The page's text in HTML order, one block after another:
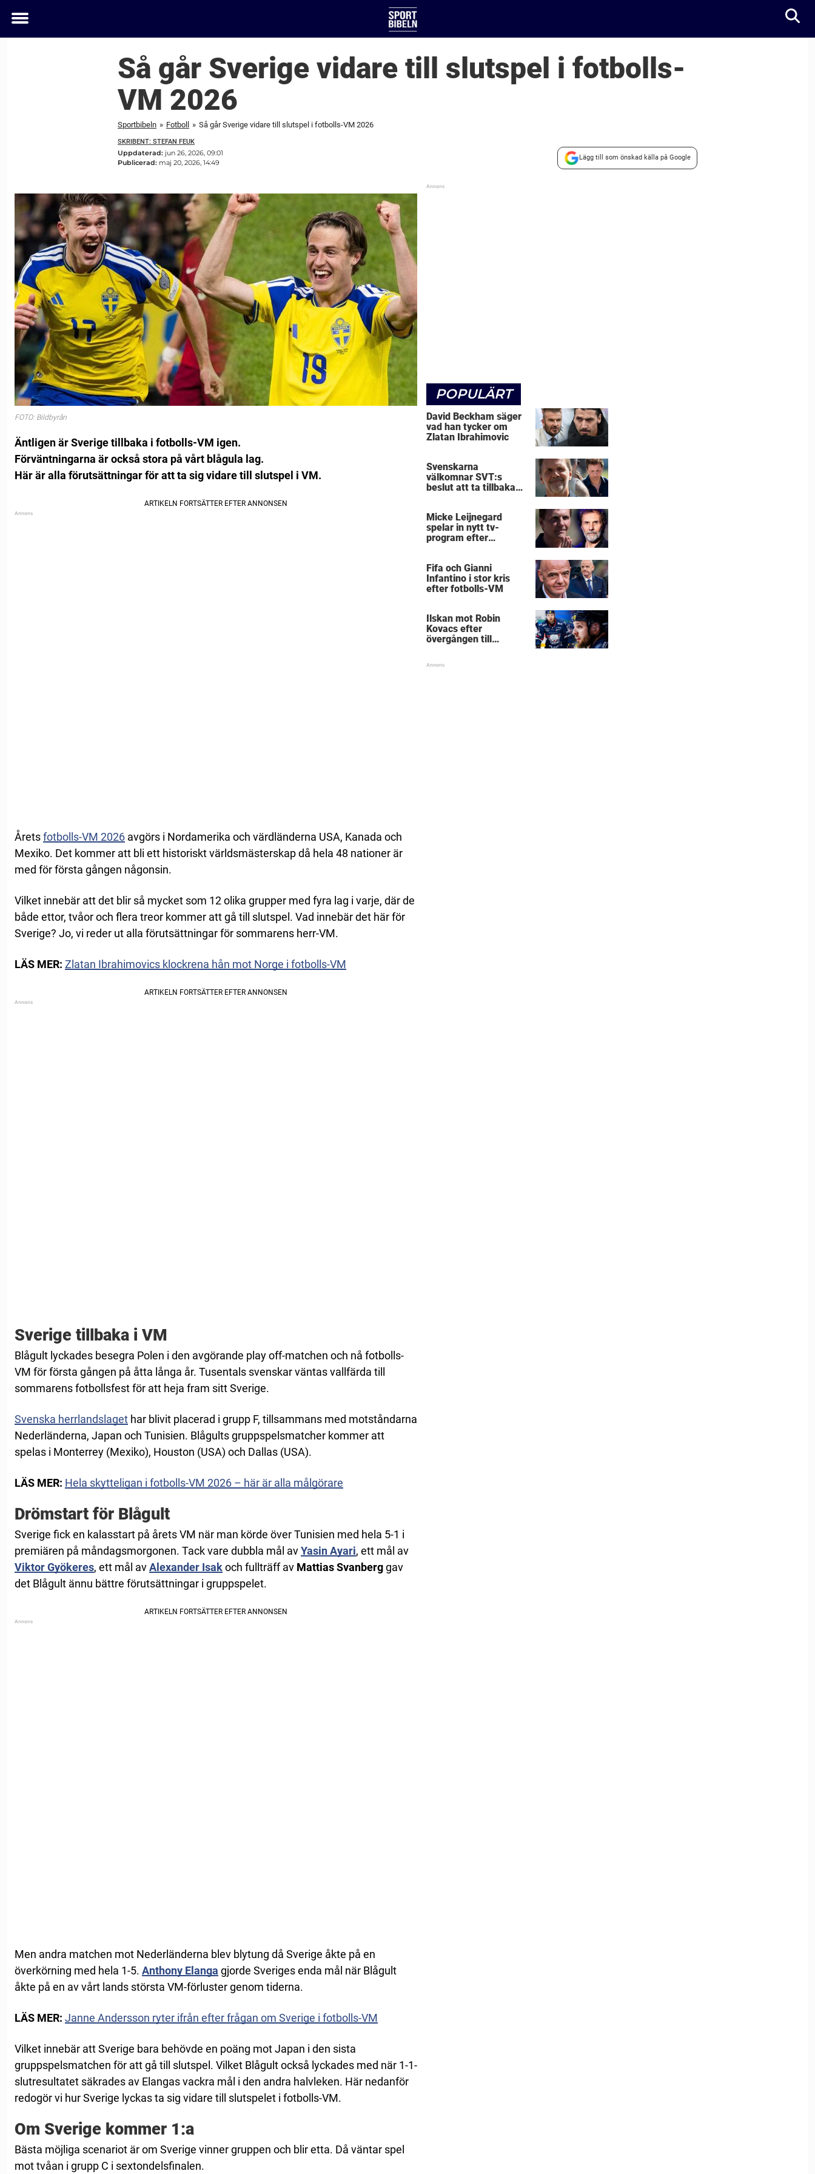
Toggle
Så går Sverige vidare till slutspel i fotbolls-
VM 2026
Sportbibeln » Fotboll » Så går Sverige vidare till slutspel i fotbolls-VM 2026
SKRIBENT: STEFAN FEUK
Uppdaterad: jun 26, 2026, 09:01
Publicerad: maj 20, 2026, 14:49
Lägg till som önskad källa på Google
FOTO: Bildbyrån
Äntligen är Sverige tillbaka i fotbolls-VM igen.
Förväntningarna är också stora på vårt blågula lag.
Här är alla förutsättningar för att ta sig vidare till slutspel i VM.
Åretsfotbolls-VM 2026 avgörs i Nordamerika och värdländerna USA, Kanada och
Mexiko. Det kommer att bli ett historiskt världsmästerskap då hela 48 nationer är
med för första gången någonsin.
Vilket innebär att det blir så mycket som 12 olika grupper med fyra lag i varje, där de
både ettor, tvåor och flera treor kommer att gå till slutspel. Vad innebär det här för
Sverige? Jo, vi reder ut alla förutsättningar för sommarens herr-VM.
LÄS MER: Zlatan Ibrahimovics klockrena hån mot Norge i fotbolls-VM
Sverige tillbaka i VM
Blågult lyckades besegra Polen i den avgörande play off-matchen och nå fotbolls-
VM för första gången på åtta långa år. Tusentals svenskar väntas vallfärda till
sommarens fotbollsfest för att heja fram sitt Sverige.
Svenska herrlandslaget har blivit placerad i grupp F, tillsammans med motståndarna
Nederländerna, Japan och Tunisien. Blågults gruppspelsmatcher kommer att
spelas i Monterrey (Mexiko), Houston (USA) och Dallas (USA).
LÄS MER: Hela skytteligan i fotbolls-VM 2026 – här är alla målgörare
Drömstart för Blågult
Sverige fick en kalasstart på årets VM när man körde över Tunisien med hela 5-1 i
premiären på måndagsmorgonen. Tack vare dubbla mål avYasin Ayari, ett mål av
Viktor Gyökeres, ett mål avAlexander Isakoch fullträff av Mattias Svanberggav
det Blågult ännu bättre förutsättningar i gruppspelet.
Men andra matchen mot Nederländerna blev blytung då Sverige åkte på en
överkörning med hela 1-5. Anthony Elanga gjorde Sveriges enda mål när Blågult
åkte på en av vårt lands största VM-förluster genom tiderna.
LÄS MER: Janne Andersson ryter ifrån efter frågan om Sverige i fotbolls-VM
Vilket innebär att Sverige bara behövde en poäng mot Japan i den sista
gruppspelsmatchen för att gå till slutspel. Vilket Blågult också lyckades med när 1-1-
slutresultatet säkrades av Elangas vackra mål i den andra halvleken. Här nedanför
redogör vi hur Sverige lyckas ta sig vidare till slutspelet i fotbolls-VM.
Om Sverige kommer 1:a
Bästa möjliga scenariot är om Sverige vinner gruppen och blir etta. Då väntar spel
mot tvåan i grupp C i sextondelsfinalen.
POPULÄRT
David Beckham säger
vad han tycker om
Zlatan Ibrahimovic
Svenskarna
välkomnar SVT:s
beslut att ta tillbaka
Micke Leijnegard
spelar in nytt tv-
program efter
Fifa och Gianni
Infantino i stor kris
efter fotbolls-VM
Ilskan mot Robin
Kovacs efter
övergången till